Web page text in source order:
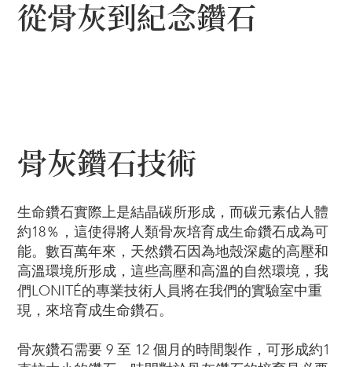
從骨灰到紀念鑽石
骨灰鑽石技術
生命鑽石實際上是結晶碳所形成，而碳元素佔人體
約18％，這使得將人類骨灰培育成生命鑽石成為可
能。數百萬年來，天然鑽石因為地殼深處的高壓和
高溫環境所形成，這些高壓和高溫的自然環境，我
們LONITÉ的專業技術人員將在我們的實驗室中重
現，來培育成生命鑽石。
骨灰鑽石需要 9 至 12 個月的時間製作，可形成約1